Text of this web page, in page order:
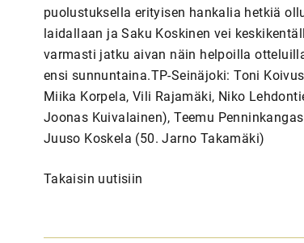
puolustuksella erityisen hankalia hetkiä
laidallaan ja Saku Koskinen vei
varmasti jatku aivan näin helpoilla
ensi sunnuntaina.TP-Seinäjoki: Toni
Miika Korpela, Vili Rajamäki, Niko
Joonas Kuivalainen), Teemu
Juuso Koskela (50. Jarno Takamäki)
Takaisin uutisiin